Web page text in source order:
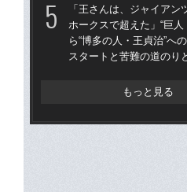
「王さんは、ジャイアン
ホークスで超えた」“巨人
ら“博多の人・王貞治”へ
スタートと苦難の道のり
もっと見る